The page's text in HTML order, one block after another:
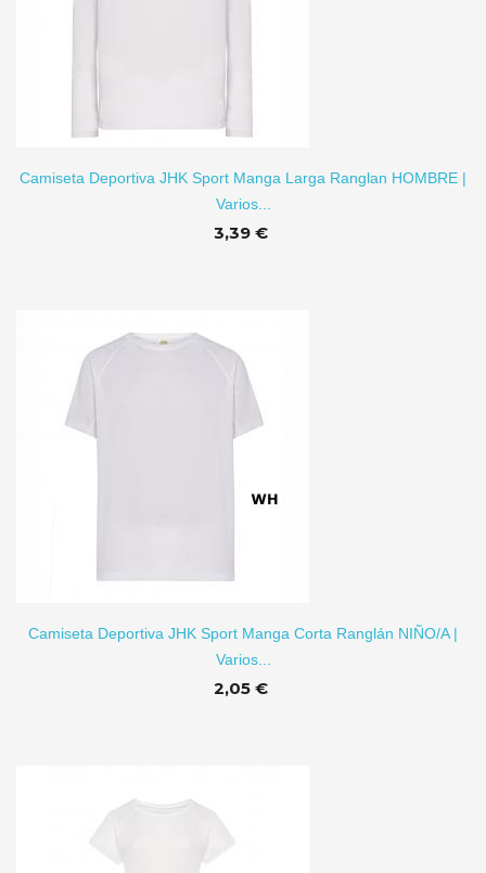
Camiseta Deportiva JHK Sport Manga Larga Ranglan HOMBRE |
Varios...
3,39 €
Camiseta Deportiva JHK Sport Manga Corta Ranglán NIÑO/A |
Varios...
2,05 €